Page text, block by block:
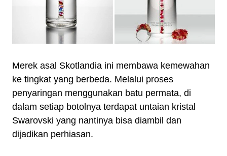
Merek asal Skotlandia ini membawa kemewahan
ke tingkat yang berbeda. Melalui proses
penyaringan menggunakan batu permata, di
dalam setiap botolnya terdapat untaian kristal
Swarovski yang nantinya bisa diambil dan
dijadikan perhiasan.